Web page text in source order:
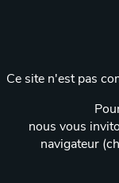
Ce site n'est pas
nous vous
navigateur